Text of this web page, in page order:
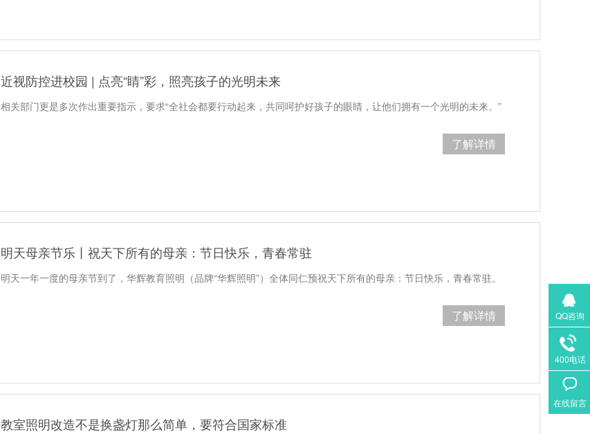
近视防控进校园 | 点亮“睛”彩，照亮孩子的光明未来
相关部门更是多次作出重要指示，要求“全社会都要行动起来，共同呵护好孩子的眼睛，让他们拥有一个光明的未来。”
了解详情
明天母亲节乐丨祝天下所有的母亲：节日快乐，青春常驻
明天一年一度的母亲节到了，华辉教育照明（品牌“华辉照明”）全体同仁预祝天下所有的母亲：节日快乐，青春常驻。
了解详情
教室照明改造不是换盏灯那么简单，要符合国家标准
QQ咨询
400电话
在线留言